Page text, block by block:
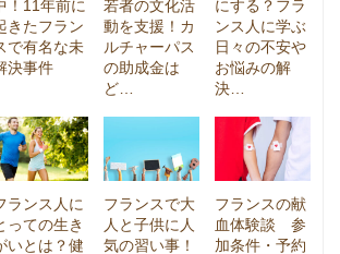
！11年前に
きたフラン
で有名な未
決事件
若者の文化活
動を支援！カ
ルチャーパス
の助成金は
ど…
にする？フラ
ンス人に学ぶ
日々の不安や
お悩みの解
決…
ランス人に
っての生き
いとは？健
フランスで大
人と子供に人
気の習い事！
フランスの献
血体験談 参
加条件・予約